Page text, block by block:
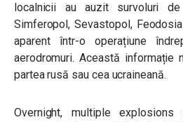
localnicii au auzit survoluri
Simferopol, Sevastopol,
aparent într-o operațiune
aerodromuri. Această
partea rusă sau cea ucraineană.
Overnight, multiple